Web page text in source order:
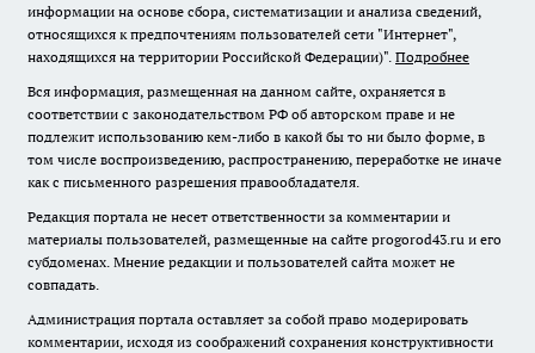
информации на основе сбора, систематизации и анализа сведений,
относящихся к предпочтениям пользователей сети "Интернет",
находящихся на территории Российской Федерации)". Подробнее
Вся информация, размещенная на данном сайте, охраняется в
соответствии с законодательством РФ об авторском праве и не
подлежит использованию кем-либо в какой бы то ни было форме, в
том числе воспроизведению, распространению, переработке не иначе
как с письменного разрешения правообладателя.
Редакция портала не несет ответственности за комментарии и
материалы пользователей, размещенные на сайте progorod43.ru и его
субдоменах. Мнение редакции и пользователей сайта может не
совпадать.
Администрация портала оставляет за собой право модерировать
комментарии, исходя из соображений сохранения конструктивности